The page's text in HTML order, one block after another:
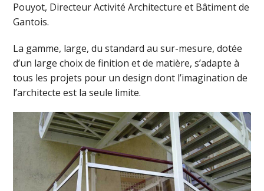
Pouyot, Directeur Activité Architecture et Bâtiment de
Gantois.
La gamme, large, du standard au sur-mesure, dotée
d’un large choix de finition et de matière, s’adapte à
tous les projets pour un design dont l’imagination de
l’architecte est la seule limite.